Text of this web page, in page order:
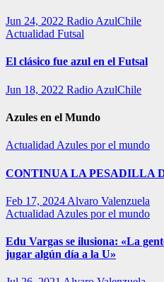
Jun 24, 2022 Radio AzulChile
Actualidad Futsal
El clásico fue azul en el Futsal
Jun 18, 2022 Radio AzulChile
Azules en el Mundo
Actualidad Azules por el mundo
CONTINUA LA PESADILLA
Feb 17, 2024 Alvaro Valenzuela
Actualidad Azules por el mundo
Edu Vargas se ilusiona: «La
jugar algún día a la U»